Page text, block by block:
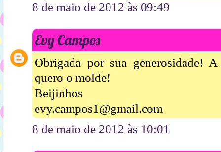
8 de maio de 2012 às 09:49
Evy Campos
Obrigada por sua generosidade!
quero o molde!
Beijinhos
evy.campos1@gmail.com
8 de maio de 2012 às 10:01